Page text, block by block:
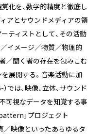
化を、数学的精度と徹底し
アとサウンドメディアの領
ティストとして、その活動
イメージ／物質／物理的
／聞く者の存在を包みこむ
展開する。音楽活動に加
では、映像、立体、サウンド
可視なデータを知覚する事
」プロジェクト
／映像といったあらゆるタ